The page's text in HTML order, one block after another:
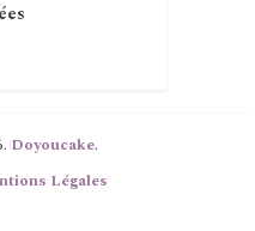
Doyoucake.
Légales